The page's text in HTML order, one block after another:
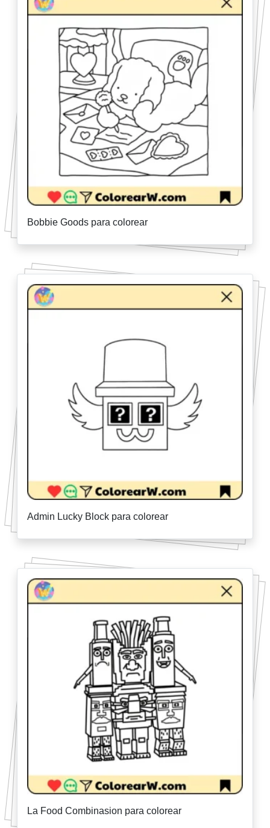
Bobbie Goods para colorear
Admin Lucky Block para colorear
La Food Combinasion para colorear